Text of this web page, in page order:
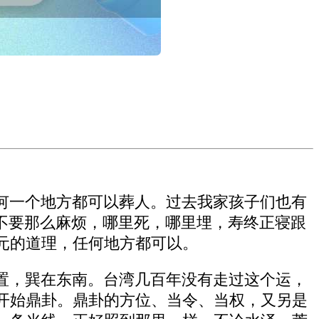
个地方都可以葬人。过去我家孩子们也有
那么麻烦，哪里死，哪里埋，寿终正寝跟
道理，任何地方都可以。
巽在东南。台湾几百年没有走过这个运，
鼎卦。鼎卦的方位、当令、当权，又另是